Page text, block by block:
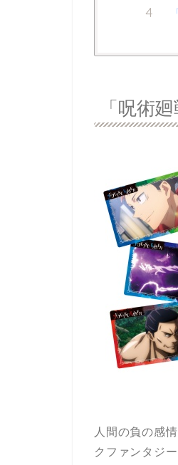
「呪術
人間の負の感
クファンタジ